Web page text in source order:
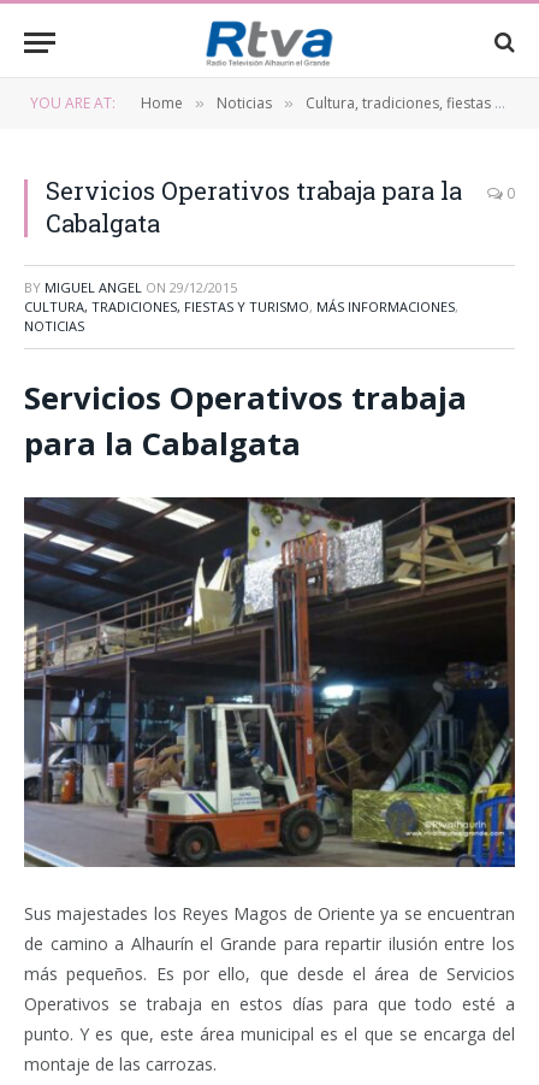
YOU ARE AT: Home » Noticias » Cultura, tradiciones, fiestas y turismo
Servicios Operativos trabaja para la
Cabalgata
0
BY MIGUEL ANGEL ON 29/12/2015
CULTURA, TRADICIONES, FIESTAS Y TURISMO, MÁS INFORMACIONES,
NOTICIAS
Servicios Operativos trabaja
para la Cabalgata
Sus majestades los Reyes Magos de Oriente ya se encuentran
de camino a Alhaurín el Grande para repartir ilusión entre los
más pequeños. Es por ello, que desde el área de Servicios
Operativos se trabaja en estos días para que todo esté a
punto. Y es que, este área municipal es el que se encarga del
montaje de las carrozas.